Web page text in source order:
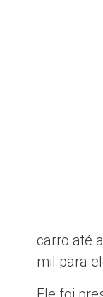
carro até
mil para